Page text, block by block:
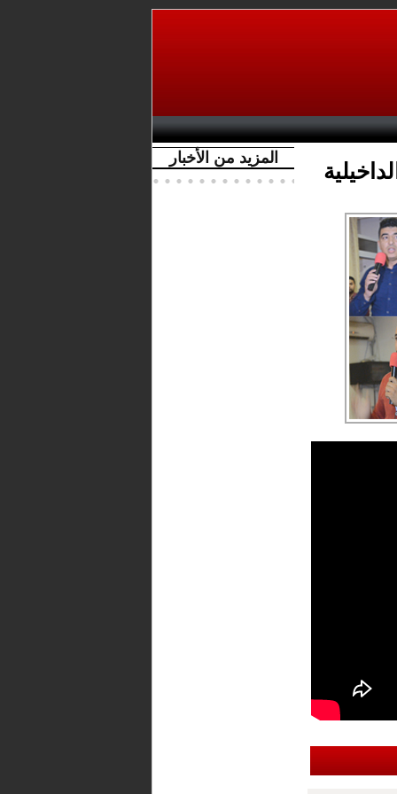
المزيد من الأخبار